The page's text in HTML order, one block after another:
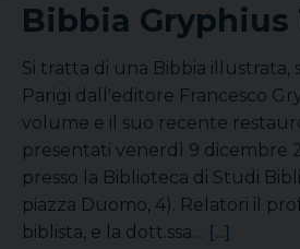
Bibbia Gryphius
Si tratta di una Bibbia illustrata,
Parigi dall'editore Francesco
volume e il suo recente
presentati venerdì 9 dicembre
presso la Biblioteca di Studi
piazza Duomo, 4). Relatori il
biblista, e la dott.ssa… [...]